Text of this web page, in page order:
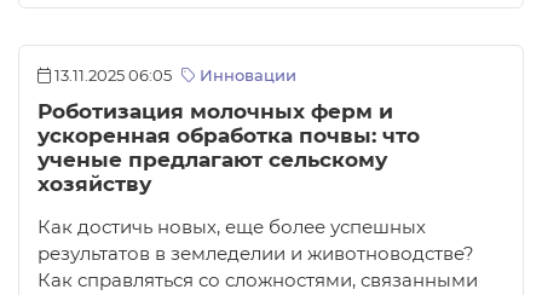
13.11.2025 06:05 Инновации
Роботизация молочных ферм и
ускоренная обработка почвы: что
ученые предлагают сельскому
хозяйству
Как достичь новых, еще более успешных
результатов в земледелии и животноводстве?
Как справляться со сложностями, связанными